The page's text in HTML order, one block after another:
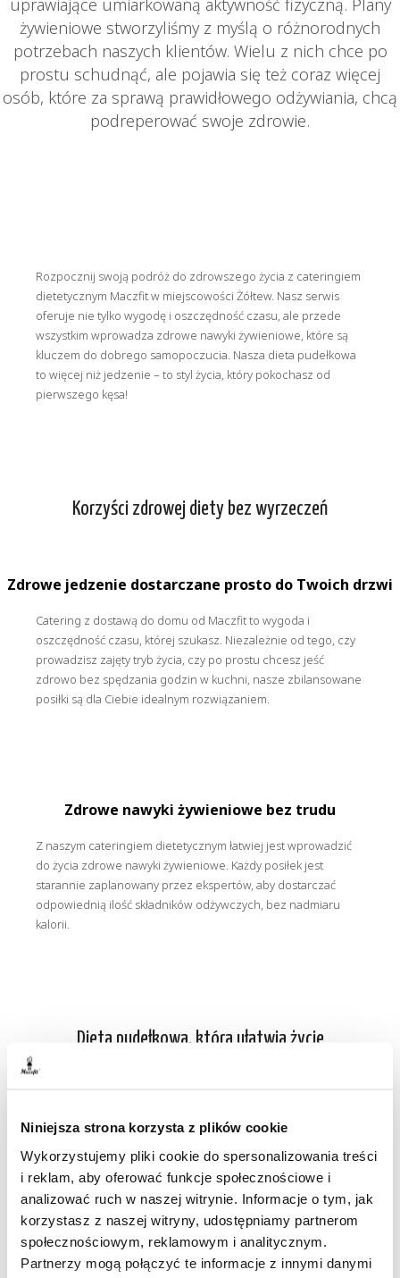
Niniejsza strona korzysta z plików cookie
Wykorzystujemy pliki cookie do spersonalizowania treści
i reklam, aby oferować funkcje społecznościowe i
analizować ruch w naszej witrynie. Informacje o tym, jak
korzystasz z naszej witryny, udostępniamy partnerom
społecznościowym, reklamowym i analitycznym.
Partnerzy mogą połączyć te informacje z innymi danymi
uprawiające umiarkowaną aktywność fizyczną. Plany
żywieniowe stworzyliśmy z myślą o różnorodnych
potrzebach naszych klientów. Wielu z nich chce po
prostu schudnąć, ale pojawia się też coraz więcej
osób, które za sprawą prawidłowego odżywiania, chcą
podreperować swoje zdrowie.
Rozpocznij swoją podróż do zdrowszego życia z cateringiem
dietetycznym Maczfit w miejscowości Żółtew. Nasz serwis
oferuje nie tylko wygodę i oszczędność czasu, ale przede
wszystkim wprowadza zdrowe nawyki żywieniowe, które są
kluczem do dobrego samopoczucia. Nasza dieta pudełkowa
to więcej niż jedzenie – to styl życia, który pokochasz od
pierwszego kęsa!
Korzyści zdrowej diety bez wyrzeczeń
Zdrowe jedzenie dostarczane prosto do Twoich drzwi
Catering z dostawą do domu od Maczfit to wygoda i
oszczędność czasu, której szukasz. Niezależnie od tego, czy
prowadzisz zajęty tryb życia, czy po prostu chcesz jeść
zdrowo bez spędzania godzin w kuchni, nasze zbilansowane
posiłki są dla Ciebie idealnym rozwiązaniem.
Zdrowe nawyki żywieniowe bez trudu
Z naszym cateringiem dietetycznym łatwiej jest wprowadzić
do życia zdrowe nawyki żywieniowe. Każdy posiłek jest
starannie zaplanowany przez ekspertów, aby dostarczać
odpowiednią ilość składników odżywczych, bez nadmiaru
kalorii.
Dieta pudełkowa, która ułatwia życie
Catering Maczfit to nie tylko zbilansowana dieta, ale także
indywidualne podejście do każdego klienta. Oferujemy
różnorodne plany żywieniowe, które pomogą Ci osiągnąć
Twoje osobiste cele zdrowotne i estetyczne.